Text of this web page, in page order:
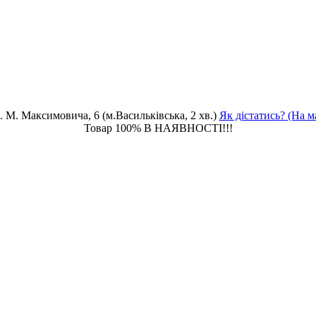
М. Максимовича, 6 (м.Васильківська, 2 хв.) Як дістатись? (На
Товар 100% В НАЯВНОСТІ!!!